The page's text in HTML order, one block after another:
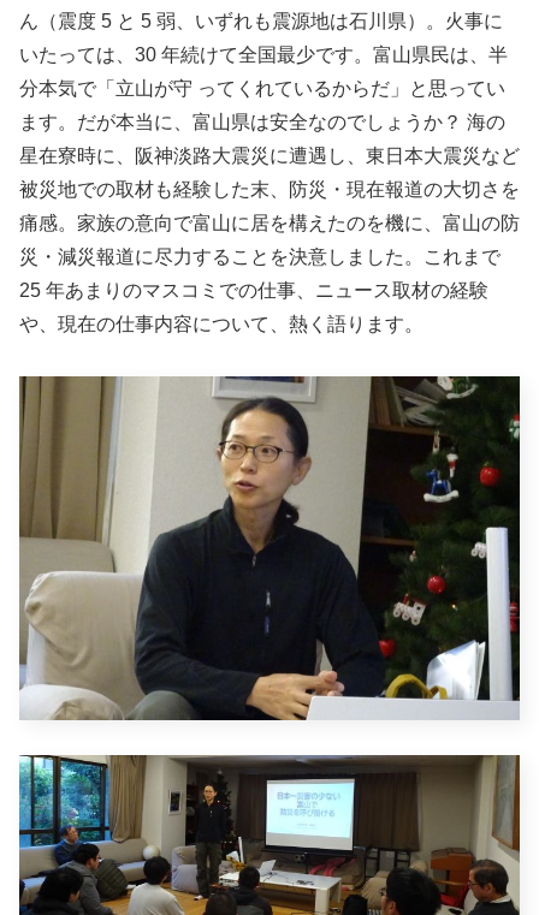
ん（震度 5 と 5 弱、いずれも震源地は石川県）。火事に
いたっては、30 年続けて全国最少です。富山県民は、半
分本気で「立山が守 ってくれているからだ」と思ってい
ます。だが本当に、富山県は安全なのでしょうか？ 海の
星在寮時に、阪神淡路大震災に遭遇し、東日本大震災など
被災地での取材も経験した末、防災・現在報道の大切さを
痛感。家族の意向で富山に居を構えたのを機に、富山の防
災・減災報道に尽力することを決意しました。これまで
25 年あまりのマスコミでの仕事、ニュース取材の経験
や、現在の仕事内容について、熱く語ります。